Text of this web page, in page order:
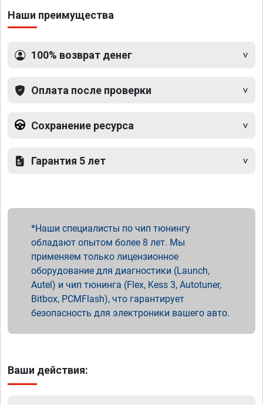
Наши преимущества
100% возврат денег
Оплата после проверки
Сохранение ресурса
Гарантия 5 лет
Наши специалисты по чип тюнингу
обладают опытом более 8 лет. Мы
применяем только лицензионное
оборудование для диагностики (Launch,
Autel) и чип тюнинга (Flex, Kess 3, Autotuner,
Bitbox, PCMFlash), что гарантирует
безопасность для электроники вашего авто.
Ваши действия: